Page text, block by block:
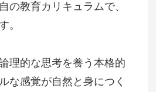
の教育カリキュラムで、
。
理的な思考を養う本格的
な感覚が自然と身につく